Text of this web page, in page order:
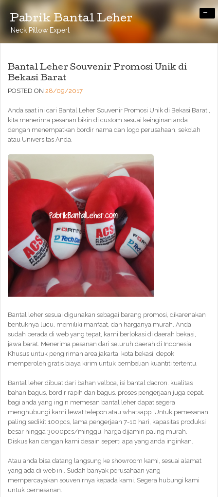
Pabrik Bantal Leher
Neck Pillow Expert
-
Bantal Leher Souvenir Promosi Unik di
Bekasi Barat
POSTED ON 28/09/2017
Anda saat ini cari Bantal Leher Souvenir Promosi Unik di Bekasi Barat ,
kita menerima pesanan bikin di custom sesuai keinginan anda
dengan menempatkan bordir nama dan logo perusahaan, sekolah
atau Universitas Anda.
Bantal leher sesuai digunakan sebagai barang promosi, dikarenakan
bentuknya lucu, memiliki manfaat, dan harganya murah. Anda
sudah berada di web yang tepat, kami berlokasi di daerah bekasi,
jawa barat. Menerima pesanan dari seluruh daerah di Indonesia.
Khusus untuk pengiriman area jakarta, kota bekasi, depok
memperoleh gratis biaya kirim untuk pembelian kuantiti tertentu.
Bantal leher dibuat dari bahan velboa, isi bantal dacron. kualitas
bahan bagus, bordir rapih dan bagus. proses pengerjaan juga cepat.
bagi anda yang ingin memesan bantal leher dapat segera
menghubungi kami lewat telepon atau whatsapp. Untuk pemesanan
paling sedikit 100pcs, lama pengerjaan 7-10 hari, kapasitas produksi
besar hingga 3000pcs/minggu. harga dijamin paling murah.
Diskusikan dengan kami desain seperti apa yang anda inginkan.
Atau anda bisa datang langsung ke showroom kami, sesuai alamat
yang ada di web ini. Sudah banyak perusahaan yang
mempercayakan souvenirnya kepada kami. Segera hubungi kami
untuk pemesanan.